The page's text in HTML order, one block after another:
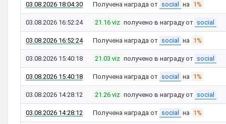
03.08.2026 18:04:30 Получена награда от social на 1%
03.08.2026 16:52:24 21.16 viz получено в награду от social
03.08.2026 16:52:24 Получена награда от social на 1%
03.08.2026 15:40:18 21.03 viz получено в награду от social
03.08.2026 15:40:18 Получена награда от social на 1%
03.08.2026 14:28:12 21.26 viz получено в награду от social
03.08.2026 14:28:12 Получена награда от social на 1%